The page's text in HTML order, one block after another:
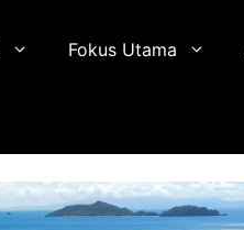
Fokus Utama